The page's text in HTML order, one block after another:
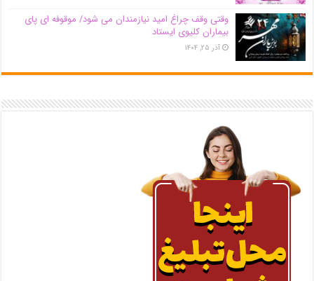
وقتی وقف چراغ امید نیازمندان می شود/ موقوفه ای پای
بیماران کلیوی ایستاد
آذر ۲۵, ۱۴۰۴